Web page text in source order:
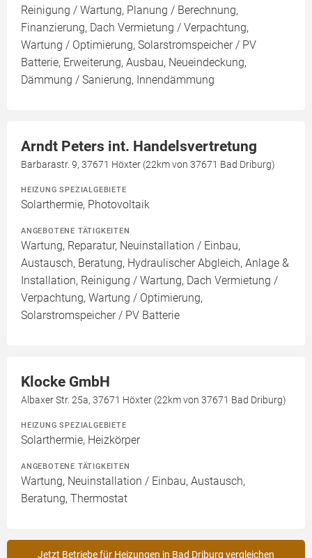
Reinigung / Wartung, Planung / Berechnung,
Finanzierung, Dach Vermietung / Verpachtung,
Wartung / Optimierung, Solarstromspeicher / PV
Batterie, Erweiterung, Ausbau, Neueindeckung,
Dämmung / Sanierung, Innendämmung
Arndt Peters int. Handelsvertretung
Barbarastr. 9, 37671 Höxter (22km von 37671 Bad Driburg)
HEIZUNG SPEZIALGEBIETE
Solarthermie, Photovoltaik
ANGEBOTENE TÄTIGKEITEN
Wartung, Reparatur, Neuinstallation / Einbau,
Austausch, Beratung, Hydraulischer Abgleich, Anlage &
Installation, Reinigung / Wartung, Dach Vermietung /
Verpachtung, Wartung / Optimierung,
Solarstromspeicher / PV Batterie
Klocke GmbH
Albaxer Str. 25a, 37671 Höxter (22km von 37671 Bad Driburg)
HEIZUNG SPEZIALGEBIETE
Solarthermie, Heizkörper
ANGEBOTENE TÄTIGKEITEN
Wartung, Neuinstallation / Einbau, Austausch,
Beratung, Thermostat
Jetzt Betriebe für Heizungen in Bad Driburg vergleichen